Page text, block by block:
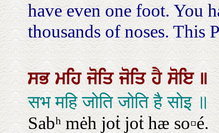
have even one foot. You
thousands of noses. This
ਸਭਮਹਿਜੋਤਿਜੋਤਿਹੈਸੋਇ॥
सभ महि जोति जोति है सोइ ॥
Sabʰ mėh joṫ joṫ hæ so▫é.